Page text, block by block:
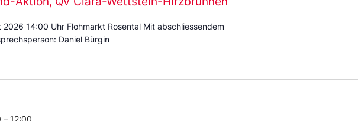
14:00 Uhr Flohmarkt Rosental Mit abschliessendem
Daniel Bürgin